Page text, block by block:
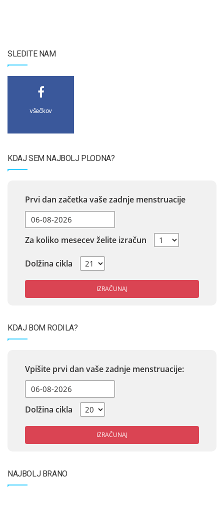
SLEDITE NAM
všečkov
KDAJ SEM NAJBOLJ PLODNA?
Prvi dan začetka vaše zadnje menstruacije
Za koliko mesecev želite izračun
Dolžina cikla
IZRAČUNAJ
KDAJ BOM RODILA?
Vpišite prvi dan vaše zadnje menstruacije:
Dolžina cikla
IZRAČUNAJ
NAJBOLJ BRANO